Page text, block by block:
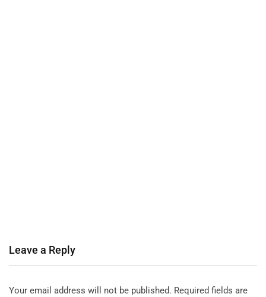
Leave a Reply
Your email address will not be published. Required fields are